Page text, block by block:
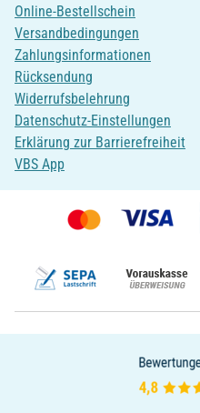
Online-Bestellschein
Versandbedingungen
Zahlungsinformationen
Rücksendung
Widerrufsbelehrung
Datenschutz-Einstellungen
Erklärung zur Barrierefreiheit
VBS App